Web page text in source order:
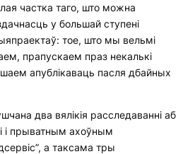
частка таго, што можна
у большай ступені
тое, што мы вельмі
прапускаем праз некалькі
апублікаваць пасля дбайных
два вялікія расследаванні аб
і прыватным ахоўным
а таксама тры